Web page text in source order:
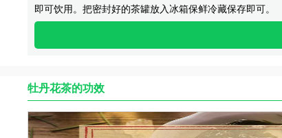
即可饮用。把密封好的茶罐放入冰箱保鲜冷藏保存即可。
牡丹花茶的功效